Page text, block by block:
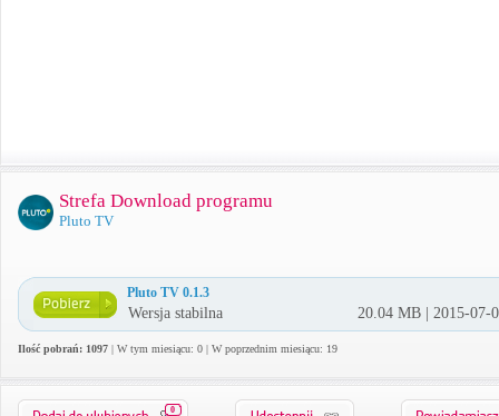
Strefa Download programu
Pluto TV
Pluto TV 0.1.3
Wersja stabilna 20.04 MB | 2015-07-
Ilość pobrań: 1097 | W tym miesiącu: 0 | W poprzednim miesiącu: 19
0